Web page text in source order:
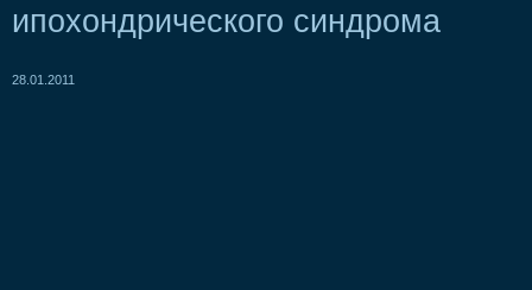
ипохондрического синдрома
28.01.2011